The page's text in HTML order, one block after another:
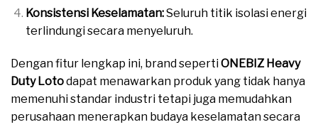
Konsistensi Keselamatan:Seluruh titik isolasi energi
terlindungi secara menyeluruh.
Dengan fitur lengkap ini, brand sepertiONEBIZ Heavy
Duty Lotodapat menawarkan produk yang tidak hanya
memenuhi standar industri tetapi juga memudahkan
perusahaan menerapkan budaya keselamatan secara